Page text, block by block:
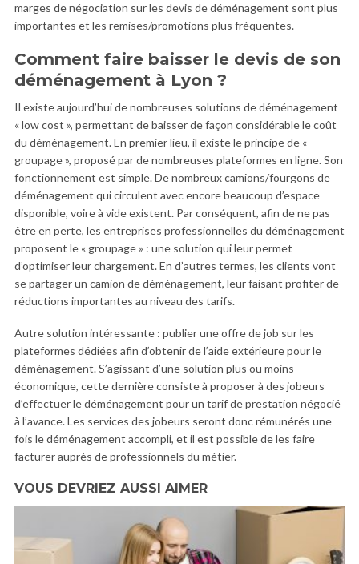
marges de négociation sur les devis de déménagement sont plus
importantes et les remises/promotions plus fréquentes.
Comment faire baisser le devis de son
déménagement à Lyon ?
Il existe aujourd’hui de nombreuses solutions de déménagement
« low cost », permettant de baisser de façon considérable le coût
du déménagement. En premier lieu, il existe le principe de «
groupage », proposé par de nombreuses plateformes en ligne. Son
fonctionnement est simple. De nombreux camions/fourgons de
déménagement qui circulent avec encore beaucoup d’espace
disponible, voire à vide existent. Par conséquent, afin de ne pas
être en perte, les entreprises professionnelles du déménagement
proposent le « groupage » : une solution qui leur permet
d’optimiser leur chargement. En d’autres termes, les clients vont
se partager un camion de déménagement, leur faisant profiter de
réductions importantes au niveau des tarifs.
Autre solution intéressante : publier une offre de job sur les
plateformes dédiées afin d’obtenir de l’aide extérieure pour le
déménagement. S’agissant d’une solution plus ou moins
économique, cette dernière consiste à proposer à des jobeurs
d’effectuer le déménagement pour un tarif de prestation négocié
à l’avance. Les services des jobeurs seront donc rémunérés une
fois le déménagement accompli, et il est possible de les faire
facturer auprès de professionnels du métier.
VOUS DEVRIEZ AUSSI AIMER